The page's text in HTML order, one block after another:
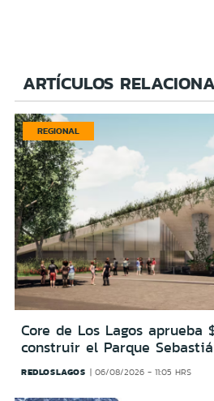
ARTÍCULOS
REGIONAL
Core de Los Lagos
construir el Parque
REDLOSLAGOS 06/08/2026 - 11:05 HRS